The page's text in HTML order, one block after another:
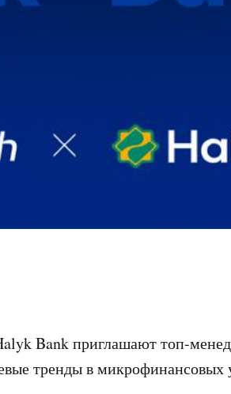
Bank приглашают топ-
тренды в микрофинансовых